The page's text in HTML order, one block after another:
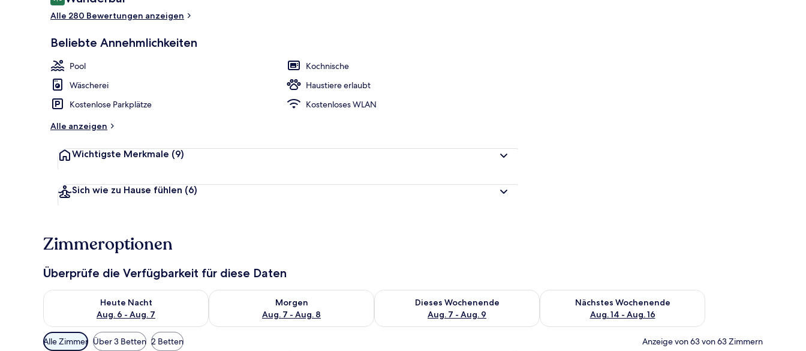
Alle 280 Bewertungen anzeigen
Beliebte Annehmlichkeiten
Pool
Kochnische
Wäscherei
Haustiere erlaubt
Kostenlose Parkplätze
Kostenloses WLAN
Alle anzeigen
Wichtigste Merkmale (9)
Sich wie zu Hause fühlen (6)
Zimmeroptionen
Überprüfe die Verfügbarkeit für diese Daten
Heute Nacht
Aug. 6 - Aug. 7
Überprüfe die Verfügbarkeit für heute Nacht, Aug. 6 - Aug. 7.
Morgen
Aug. 7 - Aug. 8
Überprüfe die Verfügbarkeit für morgen, Aug. 7 - Aug. 8.
Dieses Wochenende
Aug. 7 - Aug. 9
Überprüfe die Verfügbarkeit für dieses Wochenende, Aug. 7 - Aug. 9.
Nächstes Wochenende
Aug. 14 - Aug. 16
Überprüfe die Verfügbarkeit für nächstes Wochenende, Aug.
Verfügbare
Alle Zimmer Über 3 Betten 2 Betten Anzeige von 63 von 63 Zimmern